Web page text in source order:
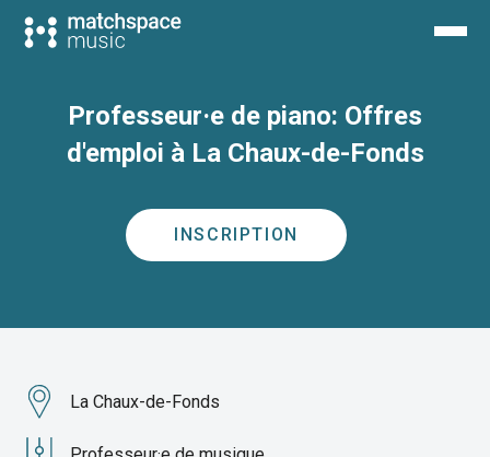
Professeur·e de piano: Offres
d'emploi à La Chaux-de-Fonds
INSCRIPTION
La Chaux-de-Fonds